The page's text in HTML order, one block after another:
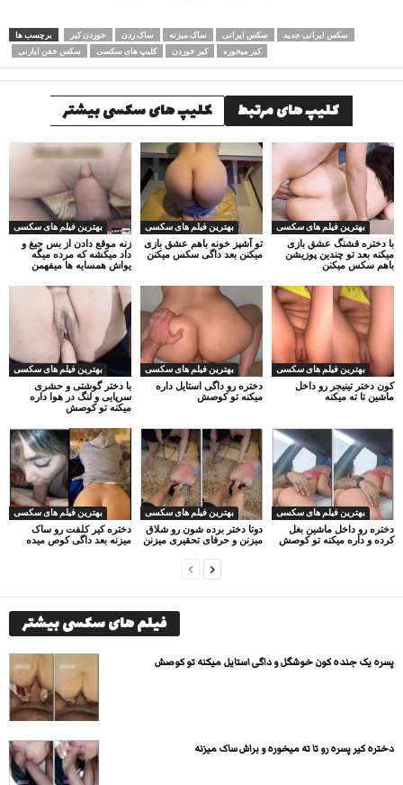
برچسب ها خوردن کیر ساک زدن ساک میزنه سکس ایرانی
سکس ایرانی جدید
سکس خفن ایارنی
کلیپ های سکسی کیر خوردن کیر میخوره
کلیپ های مرتبط کلیپ های سکسی بیشتر
بهترین فیلم های سکسی
زنه موقع دادن از بس جیغ و
داد میکشه که مرده میگه
یواش همسایه ها میفهمن
بهترین فیلم های سکسی
تو آشپز خونه باهم عشق بازی
میکنن بعد داگی سکس میکنن
بهترین فیلم های سکسی
با دختره قشنگ عشق بازی
میکنه بعد تو چندین پوزیشن
باهم سکس میکنن
بهترین فیلم های سکسی
با دختر گوشتی و حشری
سرپایی و لنگ در هوا داره
میکنه تو کوصش
بهترین فیلم های سکسی
دختره رو داگی استایل داره
میکنه تو کوصش
بهترین فیلم های سکسی
کون دختر تینیجر رو داخل
ماشین تا ته میکنه
بهترین فیلم های سکسی
دختره کیر کلفت رو ساک
میزنه بعد داگی کوص میده
بهترین فیلم های سکسی
دوتا دختر برده شون رو شلاق
میزنن و حرفای تحقیری میزنن
بهترین فیلم های سکسی
دختره رو داخل ماشین بغل
کرده و داره میکنه تو کوصش
فیلم های سکسی بیشتر
پسره یک جنده کون خوشگل و داگی استایل میکنه تو کوصش
دختره کیر پسره رو تا ته میخوره و براش ساک میزنه